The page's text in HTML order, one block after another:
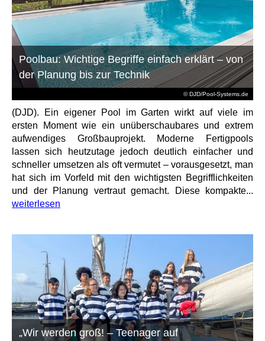
© DJD/Pool-Systems.de
Poolbau: Wichtige Begriffe einfach erklärt – von
der Planung bis zur Technik
(DJD). Ein eigener Pool im Garten wirkt auf viele im
ersten Moment wie ein unüberschaubares und extrem
aufwendiges Großbauprojekt. Moderne Fertigpools
lassen sich heutzutage jedoch deutlich einfacher und
schneller umsetzen als oft vermutet – vorausgesetzt, man
hat sich im Vorfeld mit den wichtigsten Begrifflichkeiten
und der Planung vertraut gemacht. Diese kompakte...
weiterlesen
„Wir werden groß! – Teenager auf